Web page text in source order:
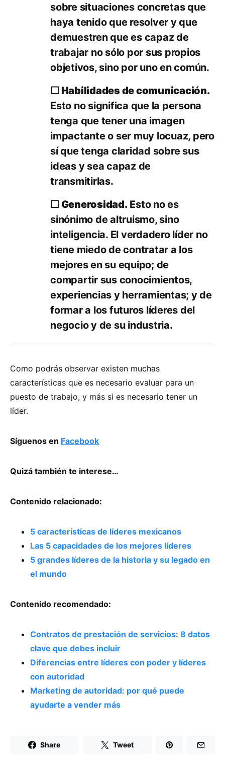
sobre situaciones concretas que
haya tenido que resolver y que
demuestren que es capaz de
trabajar no sólo por sus propios
objetivos, sino por uno en común.
☐ Habilidades de comunicación.
Esto no significa que la persona
tenga que tener una imagen
impactante o ser muy locuaz, pero
sí que tenga claridad sobre sus
ideas y sea capaz de
transmitirlas.
☐ Generosidad. Esto no es
sinónimo de altruismo, sino
inteligencia. El verdadero líder no
tiene miedo de contratar a los
mejores en su equipo; de
compartir sus conocimientos,
experiencias y herramientas; y de
formar a los futuros líderes del
negocio y de su industria.
Como podrás observar existen muchas
características que es necesario evaluar para un
puesto de trabajo, y más si es necesario tener un
líder.
Síguenos en Facebook
Quizá también te interese…
Contenido relacionado:
5 características de líderes mexicanos
Las 5 capacidades de los mejores líderes
5 grandes líderes de la historia y su legado en
el mundo
Contenido recomendado:
Contratos de prestación de servicios: 8 datos
clave que debes incluir
Diferencias entre líderes con poder y líderes
con autoridad
Marketing de autoridad: por qué puede
ayudarte a vender más
Share Tweet